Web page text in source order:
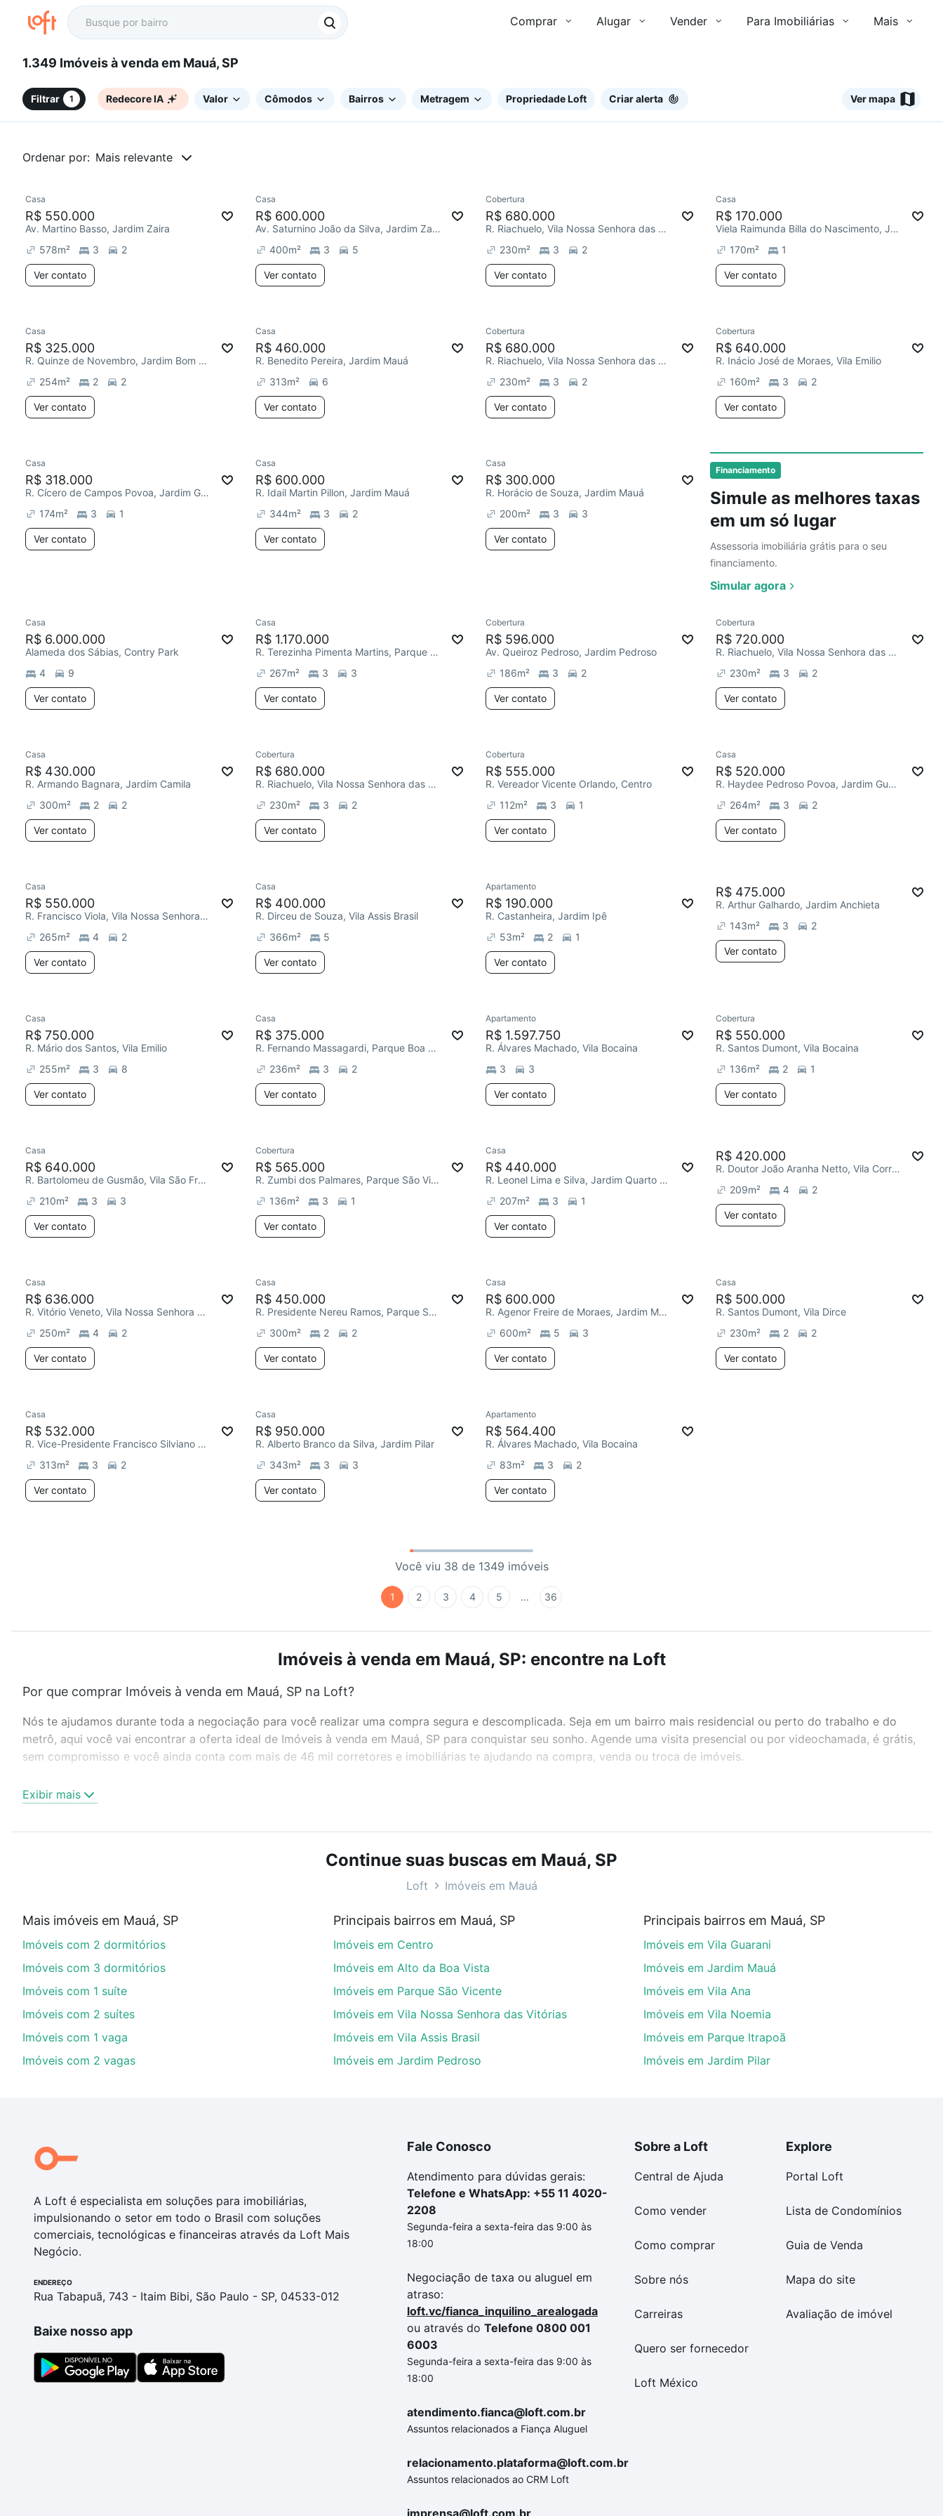
Comprar Alugar Vender Para Imobiliárias Mais
1.349 Imóveis à venda em Mauá, SP
Filtrar 1 Redecore IA Valor Cômodos Bairros Metragem Propriedade Loft Criar alerta Ver mapa
Ordenar por: Mais relevante
Financiamento
Simule as melhores taxas
em um só lugar
Assessoria imobiliária grátis para o seu
financiamento.
Simular agora
Casa
R$ 550.000
Av. Martino Basso, Jardim Zaira
578m² 3 2
Ver contato
Casa
R$ 600.000
Av. Saturnino João da Silva, Jardim Zaira
400m² 3 5
Ver contato
Redecorar
Cobertura
R$ 680.000
R. Riachuelo, Vila Nossa Senhora das Vitórias
230m² 3 2
Ver contato
Chegou este mês
Casa
R$ 170.000
Viela Raimunda Billa do Nascimento, Jardim Zaira
170m² 1
Ver contato
Casa
R$ 325.000
R. Quinze de Novembro, Jardim Bom Recanto
254m² 2 2
Ver contato
Chegou este mês
Casa
R$ 460.000
R. Benedito Pereira, Jardim Mauá
313m² 6
Ver contato
Redecorar
Cobertura
R$ 680.000
R. Riachuelo, Vila Nossa Senhora das Vitórias
230m² 3 2
Ver contato
Redecorar
Cobertura
R$ 640.000
R. Inácio José de Moraes, Vila Emilio
160m² 3 2
Ver contato
Chegou este mês
Ver
Casa
R$ 318.000
R. Cícero de Campos Povoa, Jardim Guapituba
174m² 3 1
Ver contato
Casa
R$ 600.000
R. Idail Martin Pillon, Jardim Mauá
344m² 3 2
Ver contato
Chegou este mês
Casa
R$ 300.000
R. Horácio de Souza, Jardim Mauá
200m² 3 3
Ver contato
Casa
R$ 6.000.000
Alameda dos Sábias, Contry Park
4
9
Ver contato
Casa
R$ 1.170.000
R. Terezinha Pimenta Martins, Parque São Vicente
267m² 3 3
Ver contato
Cobertura
R$ 596.000
Av. Queiroz Pedroso, Jardim Pedroso
186m² 3 2
Ver contato
Cobertura
R$ 720.000
R. Riachuelo, Vila Nossa Senhora das Vitórias
230m² 3 2
Ver contato
Casa
R$ 430.000
R. Armando Bagnara, Jardim Camila
300m² 2 2
Ver contato
Cobertura
R$ 680.000
R. Riachuelo, Vila Nossa Senhora das Vitórias
230m² 3 2
Ver contato
Cobertura
R$ 555.000
R. Vereador Vicente Orlando, Centro
112m² 3 1
Ver contato
Casa
R$ 520.000
R. Haydee Pedroso Povoa, Jardim Guapituba
264m² 3 2
Ver contato
Casa
R$ 550.000
R. Francisco Viola, Vila Nossa Senhora das Vitórias
265m² 4 2
Ver contato
Casa
R$ 400.000
R. Dirceu de Souza, Vila Assis Brasil
366m² 5
Ver contato
Apartamento
R$ 190.000
R. Castanheira, Jardim Ipê
53m² 2 1
Ver contato
R$ 475.000
R. Arthur Galhardo, Jardim Anchieta
143m² 3 2
Ver contato
Casa
R$ 750.000
R. Mário dos Santos, Vila Emilio
255m² 3 8
Ver contato
Casa
R$ 375.000
R. Fernando Massagardi, Parque Boa Esperança
236m² 3 2
Ver contato
Apartamento
R$ 1.597.750
R. Álvares Machado, Vila Bocaina
3
3
Ver contato
Cobertura
R$ 550.000
R. Santos Dumont, Vila Bocaina
136m² 2 1
Ver contato
Casa
R$ 640.000
R. Bartolomeu de Gusmão, Vila São Francisco
210m² 3 3
Ver contato
Cobertura
R$ 565.000
R. Zumbi dos Palmares, Parque São Vicente
136m² 3 1
Ver contato
Casa
R$ 440.000
R. Leonel Lima e Silva, Jardim Quarto Centenário
207m² 3 1
Ver contato
R$ 420.000
R. Doutor João Aranha Netto, Vila Correia
209m² 4 2
Ver contato
Casa
R$ 636.000
R. Vitório Veneto, Vila Nossa Senhora das Vitórias
250m² 4 2
Ver contato
Casa
R$ 450.000
R. Presidente Nereu Ramos, Parque São Vicente
300m² 2 2
Ver contato
Casa
R$ 600.000
R. Agenor Freire de Moraes, Jardim Mauá
600m² 5 3
Ver contato
Casa
R$ 500.000
R. Santos Dumont, Vila Dirce
230m² 2 2
Ver contato
Casa
R$ 532.000
R. Vice-Presidente Francisco Silviano Alves Brandão, Parque São Vicente
313m² 3 2
Ver contato
Casa
R$ 950.000
R. Alberto Branco da Silva, Jardim Pilar
343m² 3 3
Ver contato
Apartamento
R$ 564.400
R. Álvares Machado, Vila Bocaina
83m² 3 2
Ver contato
Você viu 38 de 1349 imóveis
1 2 3 4 5 ... 36
Imóveis à venda em Mauá, SP: encontre na Loft
Por que comprar Imóveis à venda em Mauá, SP na Loft?
Nós te ajudamos durante toda a negociação para você realizar uma compra segura e descomplicada. Seja em um bairro mais residencial ou perto do trabalho e do
metrô, aqui você vai encontrar a oferta ideal de Imóveis à venda em Mauá, SP para conquistar seu sonho. Agende uma visita presencial ou por videochamada, é grátis,
sem compromisso e você ainda conta com mais de 46 mil corretores e imobiliárias te ajudando na compra, venda ou troca de imóveis.
ou sem vaga de garagem para combinar perfeitamente com o preço, metragem e comodidades, como piscina, academia, salão de festas ou área verde e encontrar
Aqui na Loft temos a oferta ideal para você, com Imóveis à venda em Mauá, SP que custam a partir de R$ 0 e com nossas opções de financiamento imobiliário as
parcelas podem se adequar ao seu orçamento. Se ainda tem alguma dúvida dos custos envolvidos no processo de compra, veja em nosso portal quanto custa comprar
um apartamento e conte com a gente para comprar o imóvel dos seus sonhos com segurança e conforto. Loft, com você até as chaves.
Exibir mais
Continue suas buscas em Mauá, SP
Loft Imóveis em Mauá
Mais imóveis em Mauá, SP
Imóveis com 2 dormitórios
Imóveis com 3 dormitórios
Imóveis com 1 suíte
Imóveis com 2 suítes
Imóveis com 1 vaga
Imóveis com 2 vagas
Principais bairros em Mauá, SP
Imóveis em Centro
Imóveis em Alto da Boa Vista
Imóveis em Parque São Vicente
Imóveis em Vila Nossa Senhora das Vitórias
Imóveis em Vila Assis Brasil
Imóveis em Jardim Pedroso
Principais bairros em Mauá, SP
Imóveis em Vila Guarani
Imóveis em Jardim Mauá
Imóveis em Vila Ana
Imóveis em Vila Noemia
Imóveis em Parque Itrapoã
Imóveis em Jardim Pilar
A Loft é especialista em soluções para imobiliárias,
impulsionando o setor em todo o Brasil com soluções
comerciais, tecnológicas e financeiras através da Loft Mais
Negócio.
ENDEREÇO
Rua Tabapuã, 743 - Itaim Bibi, São Paulo - SP, 04533-012
Baixe nosso app
Fale Conosco
Atendimento para dúvidas gerais:
Telefone e WhatsApp: +55 11 4020-
2208
Segunda-feira a sexta-feira das 9:00 às
18:00
Negociação de taxa ou aluguel em
atraso:
loft.vc/fianca_inquilino_arealogada
ou através do Telefone 0800 001
6003
Segunda-feira a sexta-feira das 9:00 às
18:00
atendimento.fianca@loft.com.br
Assuntos relacionados a Fiança Aluguel
relacionamento.plataforma@loft.com.br
Assuntos relacionados ao CRM Loft
imprensa@loft.com.br
Sobre a Loft
Central de Ajuda
Como vender
Como comprar
Sobre nós
Carreiras
Quero ser fornecedor
Loft México
Explore
Portal Loft
Lista de Condomínios
Guia de Venda
Mapa do site
Avaliação de imóvel